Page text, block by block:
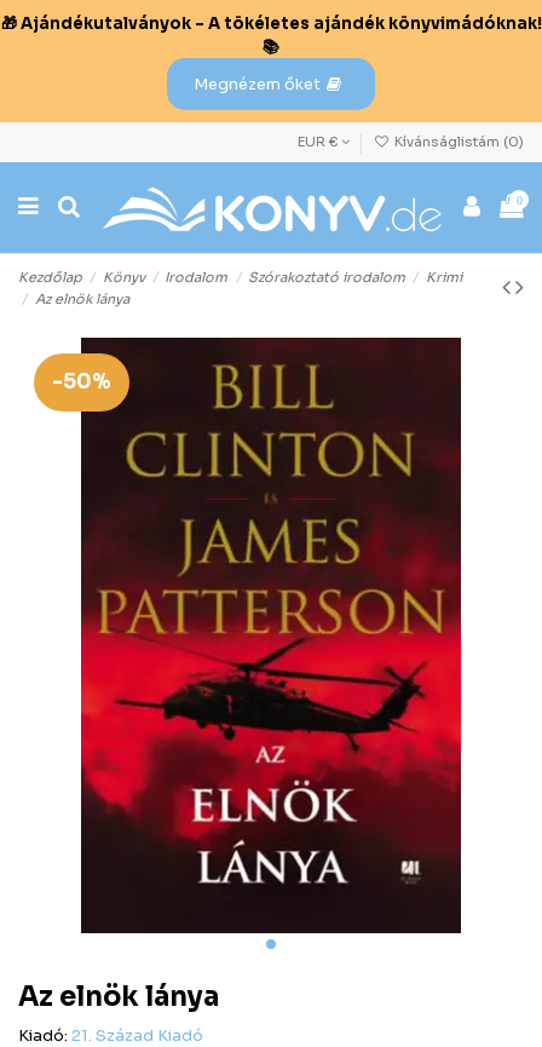
🎁 Ajándékutalványok – A tökéletes ajándék könyvimádóknak!
📚
Megnézem őket
EUR € Kívánságlistám (0)
0
Kezdőlap Könyv Irodalom Szórakoztató irodalom
Krimi
Az elnök lánya
-50%
Az elnök lánya
Kiadó: 21. Század Kiadó